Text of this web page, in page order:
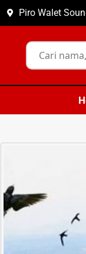
Piro Walet